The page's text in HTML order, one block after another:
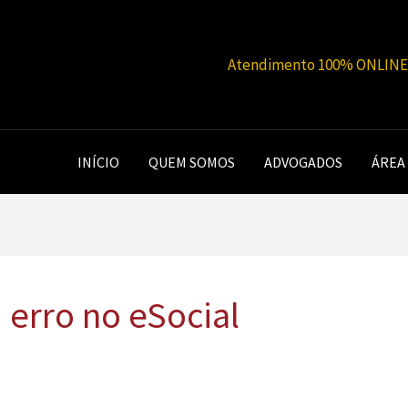
Atendimento 100%
INÍCIO QUEM SOMOS ADVOGADOS
no eSocial